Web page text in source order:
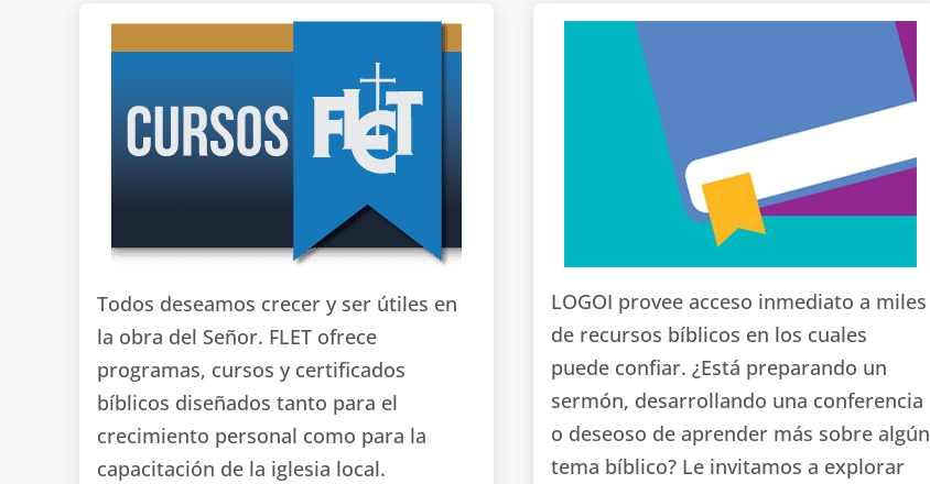
Todos deseamos crecer y ser útiles en
la obra del Señor. FLET ofrece
programas, cursos y certificados
bíblicos diseñados tanto para el
crecimiento personal como para la
capacitación de la iglesia local.
LOGOI provee acceso inmediato a miles
de recursos bíblicos en los cuales
puede confiar. ¿Está preparando un
sermón, desarrollando una conferencia
o deseoso de aprender más sobre algún
tema bíblico? Le invitamos a explorar